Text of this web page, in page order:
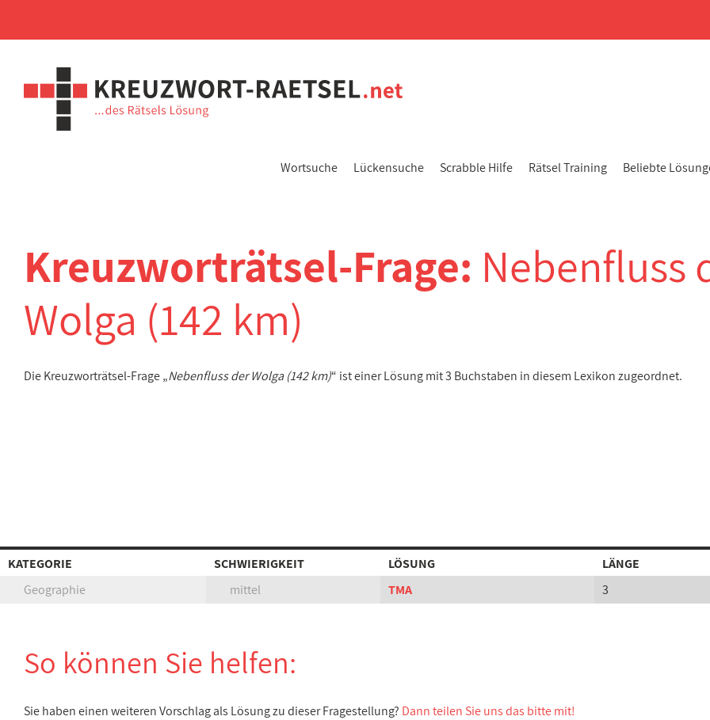
Wortsuche Lückensuche Scrabble Hilfe Rätsel Training Beliebte
Kreuzworträtsel-Frage: Nebenfluss
Wolga (142 km)
Die Kreuzworträtsel-Frage „Nebenfluss der Wolga (142 km)“ ist einer Lösung mit 3 Buchstaben in diesem Lexikon zugeordnet.
KATEGORIE SCHWIERIGKEIT LÖSUNG
LÄNGE
Geographie
mittel TMA 3
So können Sie helfen:
Sie haben einen weiteren Vorschlag als Lösung zu dieser Fragestellung? Dann teilen Sie uns das bitte mit!